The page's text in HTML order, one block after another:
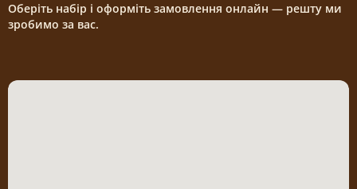
Оберіть набір і оформіть замовлення онлайн — решту ми
зробимо за вас.